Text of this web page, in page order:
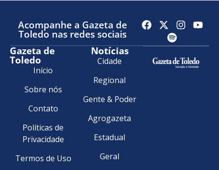
Acompanhe a Gazeta de
Toledo nas redes sociais
Gazeta de
Toledo
Início
Sobre nós
Contato
Políticas de
Privacidade
Termos de Uso
Notícias
Cidade
Regional
Gente & Poder
Agrogazeta
Estadual
Geral